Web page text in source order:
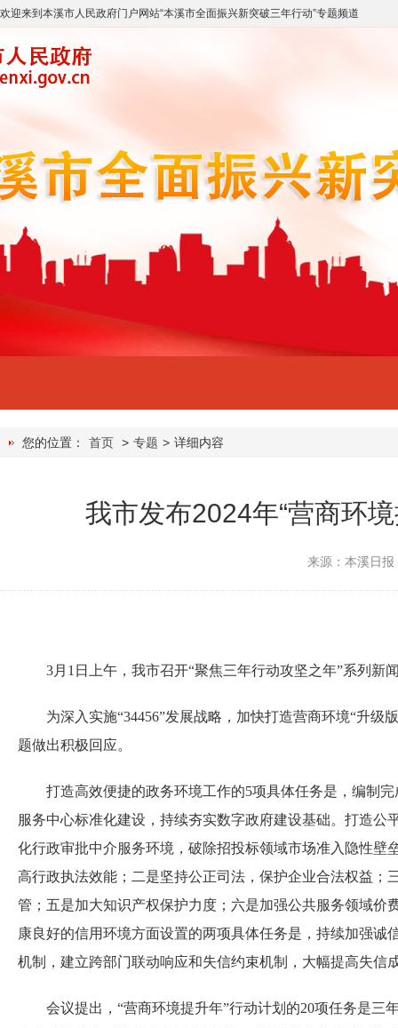
欢迎来到 本溪市人民政府门户网站“本溪市全面振兴新突破三年行动”专题频道
您的位置： 首页 > 专题 > 详细内容
我市发布2024年“营商环
来源：本溪日报
3月1日上午，我市召开“聚焦三年行动攻坚之年”系列新
为深入实施“34456”发展战略，加快打造营商环境“升
题做出积极回应。
打造高效便捷的政务环境工作的5项具体任务是，编制
服务中心标准化建设，持续夯实数字政府建设基础。打造
化行政审批中介服务环境，破除招投标领域市场准入隐性
高行政执法效能；二是坚持公正司法，保护企业合法权益；
管；五是加大知识产权保护力度；六是加强公共服务领域价
康良好的信用环境方面设置的两项具体任务是，持续加强
机制，建立跨部门联动响应和失信约束机制，大幅提高失信
会议提出，“营商环境提升年”行动计划的20项任务是